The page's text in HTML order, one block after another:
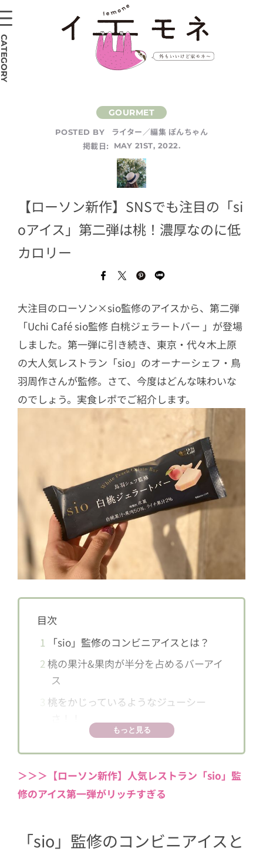
POSTED BY
ライター／編集 ぽんちゃん
掲載日:
MAY 21ST, 2022.
【ローソン新作】SNSでも注目の「si
oアイス」第二弾は桃！濃厚なのに低
カロリー
大注目のローソン×sio監修のアイスから、第二弾
「Uchi Café sio監修 白桃ジェラートバー 」が登場
しました。第一弾に引き続き、東京・代々木上原
の大人気レストラン「sio」のオーナーシェフ・鳥
羽周作さんが監修。さて、今度はどんな味わいな
のでしょう。実食レポでご紹介します。
目次
1
「sio」監修のコンビニアイスとは？
2桃の果汁&果肉が半分を占めるバーアイ
ス
桃をかじっているようなジューシー
カロリーなんと75kcalでダイエッター
の味方
53種類制覇に大手！
もっと見る
＞＞＞【ローソン新作】人気レストラン「sio」監
修のアイス第一弾がリッチすぎる
「sio」監修のコンビニアイスと